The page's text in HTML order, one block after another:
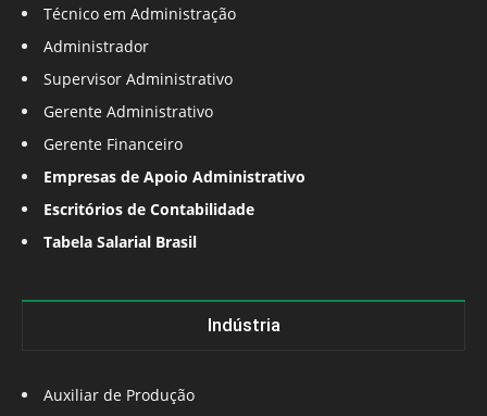
Técnico em Administração
Administrador
Supervisor Administrativo
Gerente Administrativo
Gerente Financeiro
Empresas de Apoio Administrativo
Escritórios de Contabilidade
Tabela Salarial Brasil
Indústria
Auxiliar de Produção